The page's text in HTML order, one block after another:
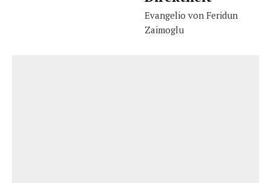
Evangelio von Feridun
Zaimoglu